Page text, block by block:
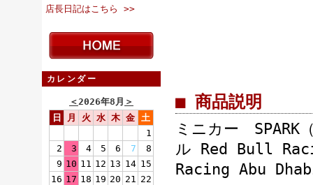
店長日記はこちら >>
カレンダー
＜2026年8月 ＞
日
月 火 水 木 金 土
1
2
3 4 5 6 7
8
9 10 11 12 13 14 15
16 17 18 19 20 21 22
■ 商品説明
ミニカー
ル Red Bull
Racing Abu